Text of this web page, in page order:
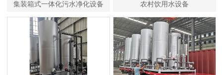
集装箱式一体化污水净化设备 农村饮用水设备